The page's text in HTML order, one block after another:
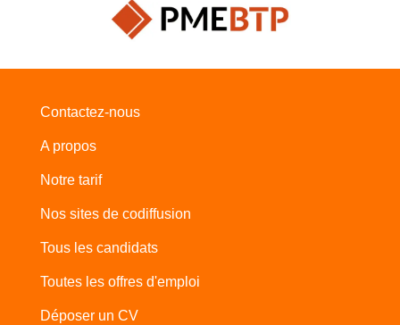
Contactez-nous
A propos
Notre tarif
Nos sites de codiffusion
Tous les candidats
Toutes les offres d'emploi
Déposer un CV